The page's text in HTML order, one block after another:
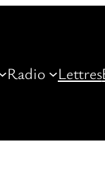
Radio Lettres